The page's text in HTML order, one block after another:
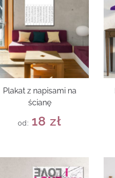
Plakat z napisami na
ścianę
od: 18zł